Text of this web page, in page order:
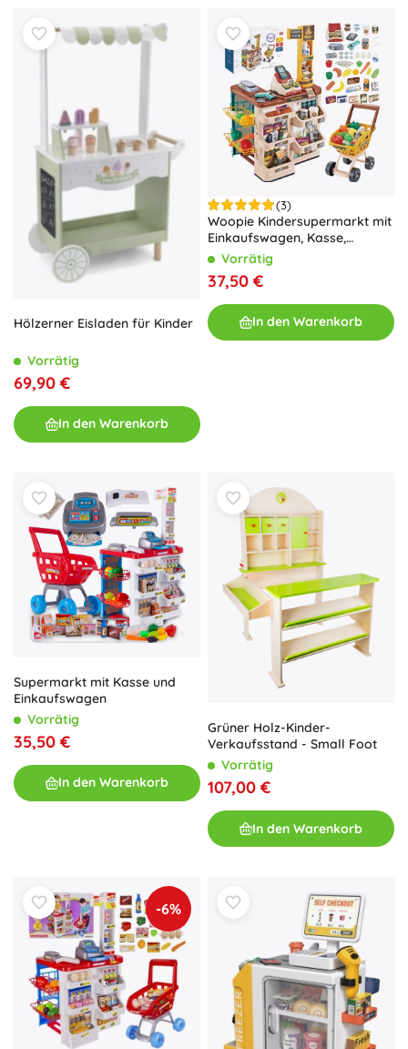
Hölzerner Eisladen für Kinder
Vorrätig
69,90 €
In den Warenkorb
(3)
Woopie Kindersupermarkt mit
Einkaufswagen, Kasse,
Scanner und 48 Zubehörteilen
Vorrätig
37,50 €
In den Warenkorb
Supermarkt mit Kasse und
Einkaufswagen
Vorrätig
35,50 €
In den Warenkorb
Grüner Holz-Kinder-
Verkaufsstand - Small Foot
Vorrätig
107,00 €
In den Warenkorb
-6%